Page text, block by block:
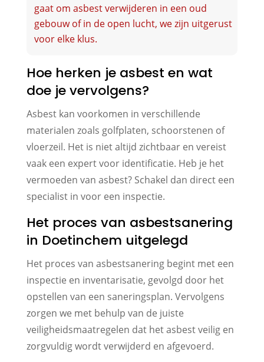
gaat om asbest verwijderen in een oud
gebouw of in de open lucht, we zijn uitgerust
voor elke klus.
Hoe herken je asbest en wat
doe je vervolgens?
Asbest kan voorkomen in verschillende
materialen zoals golfplaten, schoorstenen of
vloerzeil. Het is niet altijd zichtbaar en vereist
vaak een expert voor identificatie. Heb je het
vermoeden van asbest? Schakel dan direct een
specialist in voor een inspectie.
Het proces van asbestsanering
in Doetinchem uitgelegd
Het proces van asbestsanering begint met een
inspectie en inventarisatie, gevolgd door het
opstellen van een saneringsplan. Vervolgens
zorgen we met behulp van de juiste
veiligheidsmaatregelen dat het asbest veilig en
zorgvuldig wordt verwijderd en afgevoerd.